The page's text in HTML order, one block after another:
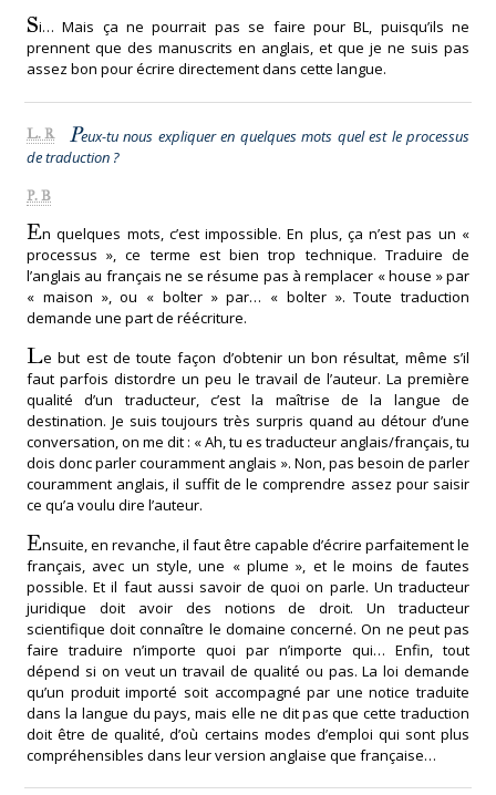
Si… Mais ça ne pourrait pas se faire pour BL, puisqu’ils ne
prennent que des manuscrits en anglais, et que je ne suis pas
assez bon pour écrire directement dans cette langue.
L. R Peux-tu nous expliquer en quelques mots quel est le processus
de traduction ?
P. B
En quelques mots, c’est impossible. En plus, ça n’est pas un «
processus », ce terme est bien trop technique. Traduire de
l’anglais au français ne se résume pas à remplacer « house » par
« maison », ou « bolter » par… « bolter ». Toute traduction
demande une part de réécriture.
Le but est de toute façon d’obtenir un bon résultat, même s’il
faut parfois distordre un peu le travail de l’auteur. La première
qualité d’un traducteur, c’est la maîtrise de la langue de
destination. Je suis toujours très surpris quand au détour d’une
conversation, on me dit : « Ah, tu es traducteur anglais/français, tu
dois donc parler couramment anglais ». Non, pas besoin de parler
couramment anglais, il suffit de le comprendre assez pour saisir
ce qu’a voulu dire l’auteur.
Ensuite, en revanche, il faut être capable d’écrire parfaitement le
français, avec un style, une « plume », et le moins de fautes
possible. Et il faut aussi savoir de quoi on parle. Un traducteur
juridique doit avoir des notions de droit. Un traducteur
scientifique doit connaître le domaine concerné. On ne peut pas
faire traduire n’importe quoi par n’importe qui… Enfin, tout
dépend si on veut un travail de qualité ou pas. La loi demande
qu’un produit importé soit accompagné par une notice traduite
dans la langue du pays, mais elle ne dit pas que cette traduction
doit être de qualité, d’où certains modes d’emploi qui sont plus
compréhensibles dans leur version anglaise que française…